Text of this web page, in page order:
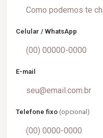
Celular / WhatsApp
E-mail
Telefone fixo (opcional)